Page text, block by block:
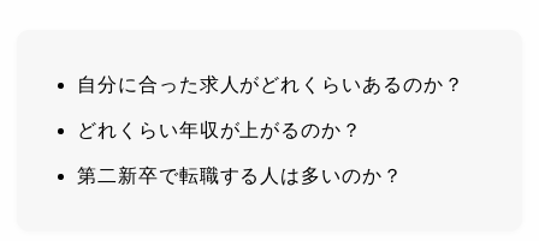
自分に合った求人がどれくらいあるのか？
どれくらい年収が上がるのか？
第二新卒で転職する人は多いのか？